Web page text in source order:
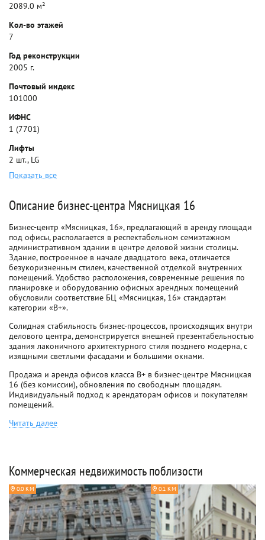
2089.0 м²
Кол-во этажей
7
Год реконструкции
2005 г.
Почтовый индекс
101000
ИФНС
1 (7701)
Лифты
2 шт., LG
Показать все
Описание бизнес-центра Мясницкая 16
Бизнес-центр «Мясницкая, 16», предлагающий в аренду площади
под офисы, располагается в респектабельном семиэтажном
административном здании в центре деловой жизни столицы.
Здание, построенное в начале двадцатого века, отличается
безукоризненным стилем, качественной отделкой внутренних
помещений. Удобство расположения, современные решения по
планировке и оборудованию офисных арендных помещений
обусловили соответствие БЦ «Мясницкая, 16» стандартам
категории «В+».
Солидная стабильность бизнес-процессов, происходящих внутри
делового центра, демонстрируется внешней презентабельностью
здания лаконичного архитектурного стиля позднего модерна, с
изящными светлыми фасадами и большими окнами.
Продажа и аренда офисов класса B+ в бизнес-центре Мясницкая
16 (без комиссии), обновления по свободным площадям.
Индивидуальный подход к арендаторам офисов и покупателям
помещений.
Читать далее
Коммерческая недвижимость поблизости
0.0 КМ 0.1 КМ